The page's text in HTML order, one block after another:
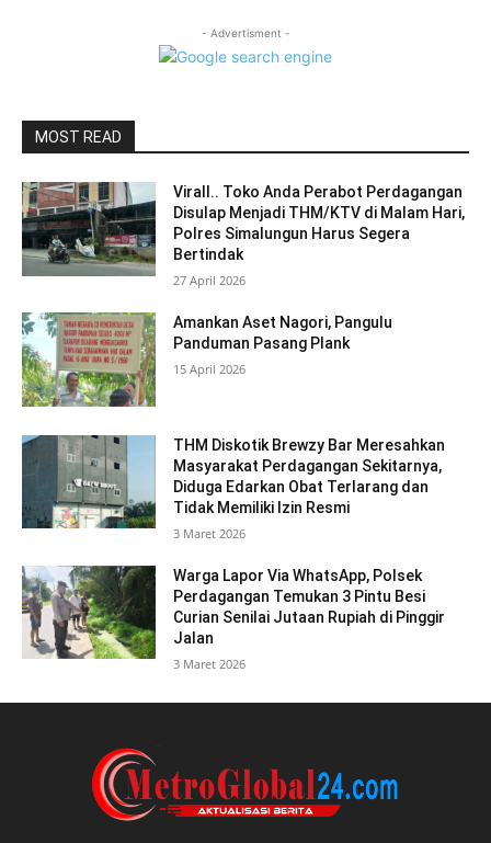
- Advertisment -
MOST READ
Virall.. Toko Anda Perabot Perdagangan
Disulap Menjadi THM/KTV di Malam Hari,
Polres Simalungun Harus Segera
Bertindak
27 April 2026
Amankan Aset Nagori, Pangulu
Panduman Pasang Plank
15 April 2026
THM Diskotik Brewzy Bar Meresahkan
Masyarakat Perdagangan Sekitarnya,
Diduga Edarkan Obat Terlarang dan
Tidak Memiliki Izin Resmi
3 Maret 2026
Warga Lapor Via WhatsApp, Polsek
Perdagangan Temukan 3 Pintu Besi
Curian Senilai Jutaan Rupiah di Pinggir
Jalan
3 Maret 2026